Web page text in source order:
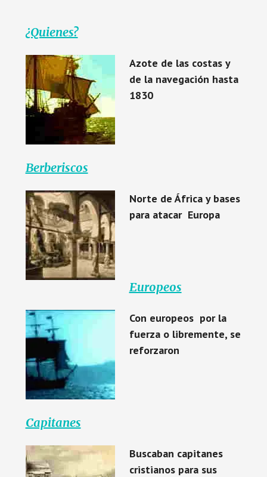
¿Quienes?
Azote de las costas y
de la navegación hasta
1830
Berberiscos
Norte de África y bases
para atacar Europa
Europeos
Con europeos por la
fuerza o libremente, se
reforzaron
Capitanes
Buscaban capitanes
cristianos para sus